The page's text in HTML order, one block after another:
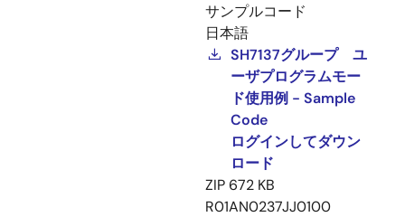
サンプルコード
日本語
SH7137グループ ユ
ーザプログラムモー
ド使用例 - Sample
Code
ログインしてダウン
ロード
ZIP 672 KB
R01AN0237JJ0100